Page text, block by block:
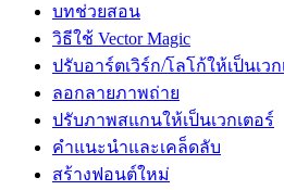
บทช่วยสอน
วิธีใช้ Vector Magic
ปรับอาร์ตเวิร์ก/โลโก้ให้เป็นเวก
ลอกลายภาพถ่าย
ปรับภาพสแกนให้เป็นเวกเตอร์
คำแนะนำและเคล็ดลับ
สร้างฟอนต์ใหม่